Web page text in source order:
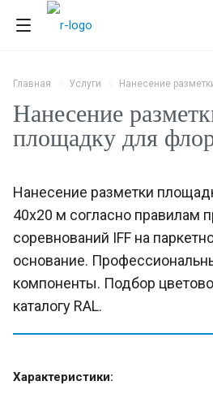
Главная Услуги Нанесение
Нанесение
площадку для
Нанесение разметки
40х20 м согласно правилам
соревнований IFF на
основание.
компоненты. Подбор
каталогу RAL.
Характеристики: